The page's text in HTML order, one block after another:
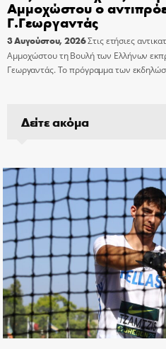
Αμμοχώστου ο
Γ.Γεωργαντάς
3 Αυγούστου, 2026Στις ετήσιες
Αμμοχώστου τη Βουλή των Ελλήνων
Γεωργαντάς. Το πρόγραμμα των
Δείτε ακόμα